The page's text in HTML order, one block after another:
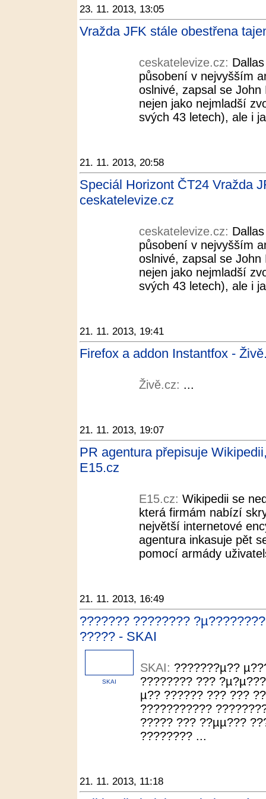
23. 11. 2013, 13:05
Vražda JFK stále obestřena
ceskatelevize.cz:
působení v nejvyšším
oslnivé, zapsal se
nejen jako nejmladší
svých 43 letech), ale i
21. 11. 2013, 20:58
Speciál Horizont ČT24 Vražda
ceskatelevize.cz
ceskatelevize.cz:
působení v nejvyšším
oslnivé, zapsal se
nejen jako nejmladší
svých 43 letech), ale i
21. 11. 2013, 19:41
Firefox a addon Instantfox -
Živě.cz: ...
21. 11. 2013, 19:07
PR agentura přepisuje
E15.cz
E15.cz: Wikipedii se
která firmám nabízí
největší internetové
agentura inkasuje pět
pomocí armády
21. 11. 2013, 16:49
??????? ????????
????? - SKAI
SKAI
SKAI: ???????µ??
???????? ???
µ?? ?????? ??? ???
???????????
????? ??? ??µµ???
???????? ...
21. 11. 2013, 11:18